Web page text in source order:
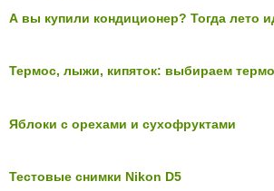
А вы купили кондиционер? Тогда лето
Термос, лыжи, кипяток: выбираем
Яблоки с орехами и сухофруктами
Тестовые снимки Nikon D5